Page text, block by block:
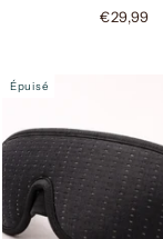
€29,99
Épuisé